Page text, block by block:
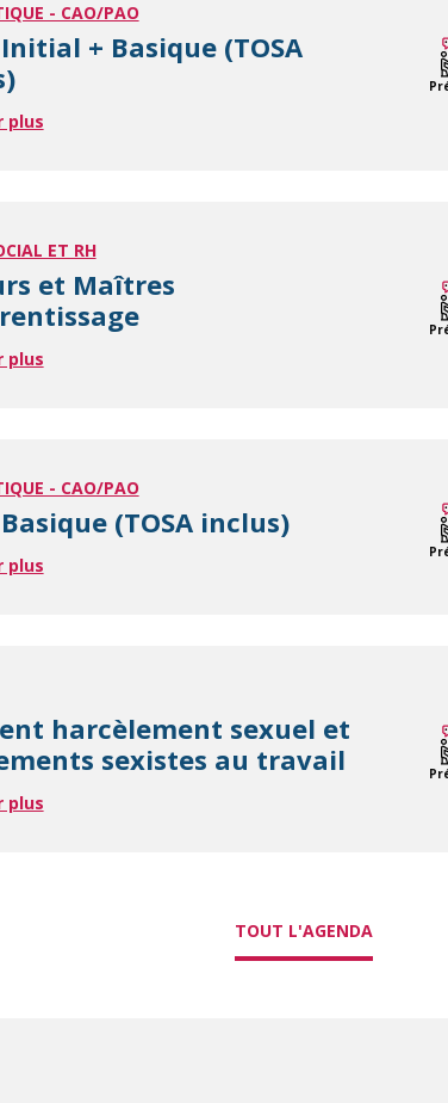
- CAO/PAO
+ Basique (TOSA
plus
ET RH
et Maîtres
plus
- CAO/PAO
(TOSA inclus)
plus
harcèlement sexuel et
sexistes au travail
plus
TOUT L'AGENDA